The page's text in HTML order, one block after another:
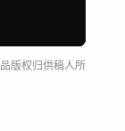
版权归供稿人所